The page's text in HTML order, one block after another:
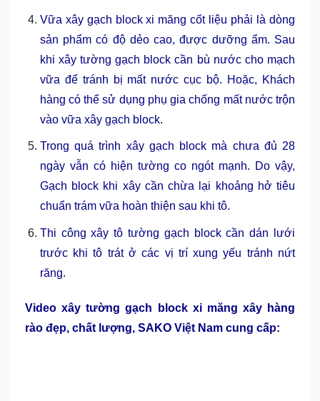
Vữa xây gạch block xi măng cốt liệu phải là dòng
sản phẩm có độ dẻo cao, được dưỡng ẩm. Sau
khi xây tường gạch block cần bù nước cho mạch
vữa để tránh bị mất nước cục bộ. Hoặc, Khách
hàng có thể sử dụng phụ gia chống mất nước trộn
vào vữa xây gạch block.
Trong quá trình xây gạch block mà chưa đủ 28
ngày vẫn có hiện tường co ngót mạnh. Do vậy,
Gạch block khi xây cần chừa lại khoảng hở tiêu
chuẩn trám vữa hoàn thiện sau khi tô.
Thi công xây tô tường gạch block cần dán lưới
trước khi tô trát ở các vị trí xung yếu tránh nứt
răng.
Video xây tường gạch block xi măng xây hàng
rào đẹp, chất lượng, SAKO Việt Nam cung cấp: